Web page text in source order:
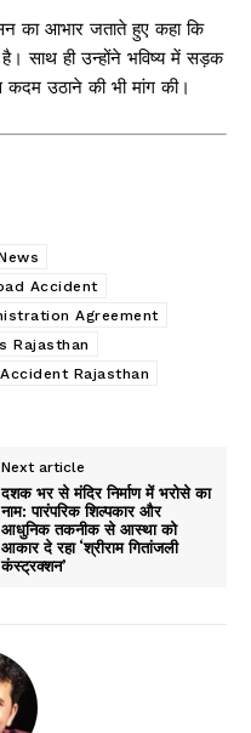
का आभार जताते हुए कहा कि
है। साथ ही उन्होंने भविष्य में सड़क
कदम उठाने की भी मांग की।
Accident
Agreement
Rajasthan
Rajasthan
Next article
दशक भर से मंदिर निर्माण में भरोसे का
नाम: पारंपरिक शिल्पकार और
आधुनिक तकनीक से आस्था को
आकार दे रहा ‘श्रीराम गितांजली
कंस्ट्रक्शन’